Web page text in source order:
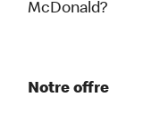
McDonald?
Notre offre